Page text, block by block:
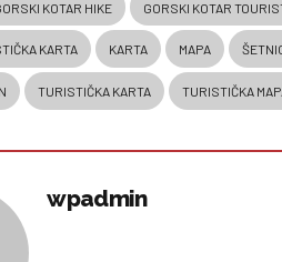
KOTAR HIKE GORSKI KOTAR
KARTA KARTA MAPA
TURISTIČKA KARTA TURISTIČKA
wpadmin